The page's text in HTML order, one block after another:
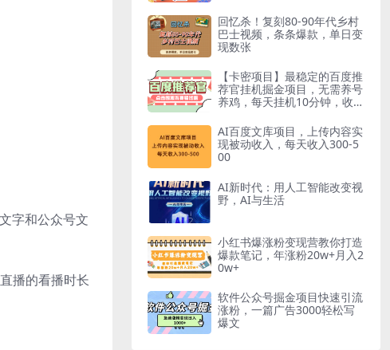
字和公众号文
播的看播时长
回忆杀！复刻80-90年代乡村
巴士视频，条条爆款，单日变
现数张
【卡密项目】最稳定的百度推
荐官挂机掘金项目，无需养号
养鸡，每天挂机10分钟，收益
AI百度文库项目，上传内容实
现被动收入，每天收入300-5
00
AI新时代：用人工智能改变视
野，AI与生活
小红书爆涨粉变现营教你打造
爆款笔记，年涨粉20w+月入2
0w+
软件公众号掘金项目快速引流
涨粉，一篇广告3000轻松写
爆文